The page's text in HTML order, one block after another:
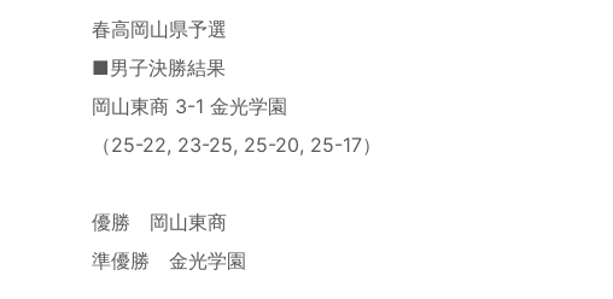
春高岡山県予選
■男子決勝結果
岡山東商 3-1 金光学園
（25-22, 23-25, 25-20, 25-17）
優勝 岡山東商
準優勝 金光学園